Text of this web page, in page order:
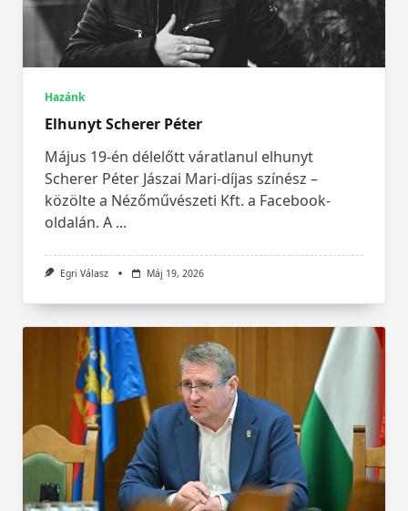
Hazánk
Elhunyt Scherer Péter
Május 19-én délelőtt váratlanul elhunyt
Scherer Péter Jászai Mari-díjas színész –
közölte a Nézőművészeti Kft. a Facebook-
oldalán. A ...
Egri Válasz Máj 19, 2026